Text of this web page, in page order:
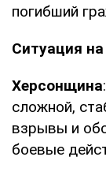
погибший
Ситуация
Херсонщина
сложной,
взрывы и
боевые